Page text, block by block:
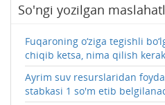
So'ngi yozilgan
Fuqaroning o‘ziga tegishli
chiqib ketsa, nima qilish
Ayrim suv resurslaridan
stabkasi 1 so'm etib